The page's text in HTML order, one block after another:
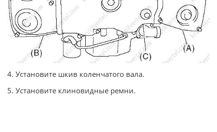
4. Установите шкив коленчатого вала.
5. Установите клиновидные ремни.